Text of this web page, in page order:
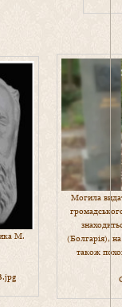
М.
Могила
(Болгарія),
також